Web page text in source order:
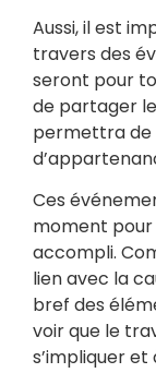
Aussi, il est
travers des
seront pour
de partager
permettra de
Ces
moment
accompli.
lien avec la
bref des
voir que le
s’impliquer et